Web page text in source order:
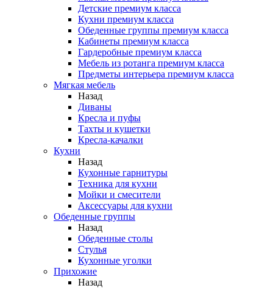
Детские премиум класса
Кухни премиум класса
Обеденные группы премиум класса
Кабинеты премиум класса
Гардеробные премиум класса
Мебель из ротанга премиум класса
Предметы интерьера премиум класса
Мягкая мебель
Назад
Диваны
Кресла и пуфы
Тахты и кушетки
Кресла-качалки
Кухни
Назад
Кухонные гарнитуры
Техника для кухни
Мойки и смесители
Аксессуары для кухни
Обеденные группы
Назад
Обеденные столы
Стулья
Кухонные уголки
Прихожие
Назад